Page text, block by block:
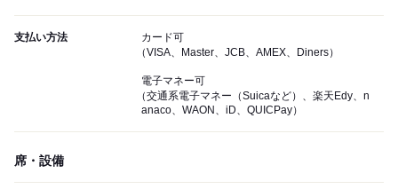
支払い方法
カード可
（VISA、Master、JCB、AMEX、Diners）
電子マネー可
（交通系電子マネー（Suicaなど）、楽天Edy、n
anaco、WAON、iD、QUICPay）
席・設備